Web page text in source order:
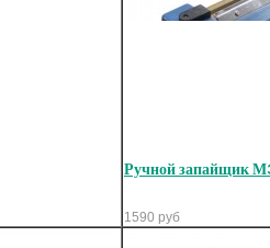
Ручной запайщик
1590 руб